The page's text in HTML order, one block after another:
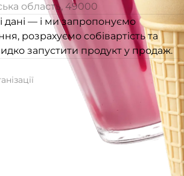
область, 49000
дані — і ми запропонуємо
розрахуємо собівартість та
запустити продукт у продаж.